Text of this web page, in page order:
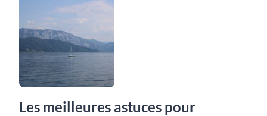
Les meilleures astuces pour